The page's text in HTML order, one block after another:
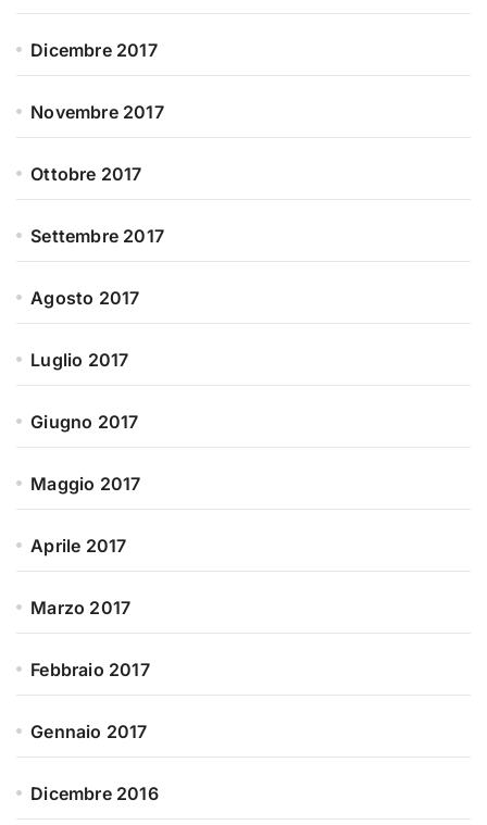
Dicembre 2017
Novembre 2017
Ottobre 2017
Settembre 2017
Agosto 2017
Luglio 2017
Giugno 2017
Maggio 2017
Aprile 2017
Marzo 2017
Febbraio 2017
Gennaio 2017
Dicembre 2016